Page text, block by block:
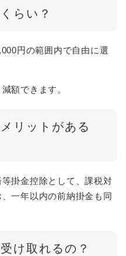
らい？
円の範囲内で自由に選
額できます。
リットがある
掛金控除として、課税対
一年以内の前納掛金も同
け取れるの？